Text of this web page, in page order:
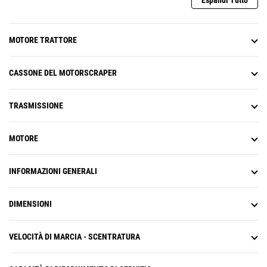
MOTORE TRATTORE
CASSONE DEL MOTORSCRAPER
TRASMISSIONE
MOTORE
INFORMAZIONI GENERALI
DIMENSIONI
VELOCITÀ DI MARCIA - SCENTRATURA